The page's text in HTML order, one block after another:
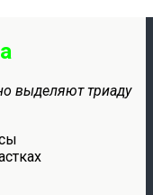
выделяют триаду